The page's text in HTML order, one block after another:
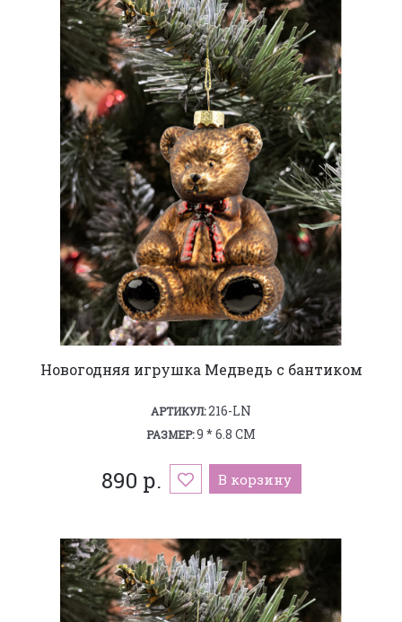
Новогодняя игрушка Медведь с бантиком
АРТИКУЛ:216-LN
РАЗМЕР:9 * 6.8 СМ
890 р. В корзину